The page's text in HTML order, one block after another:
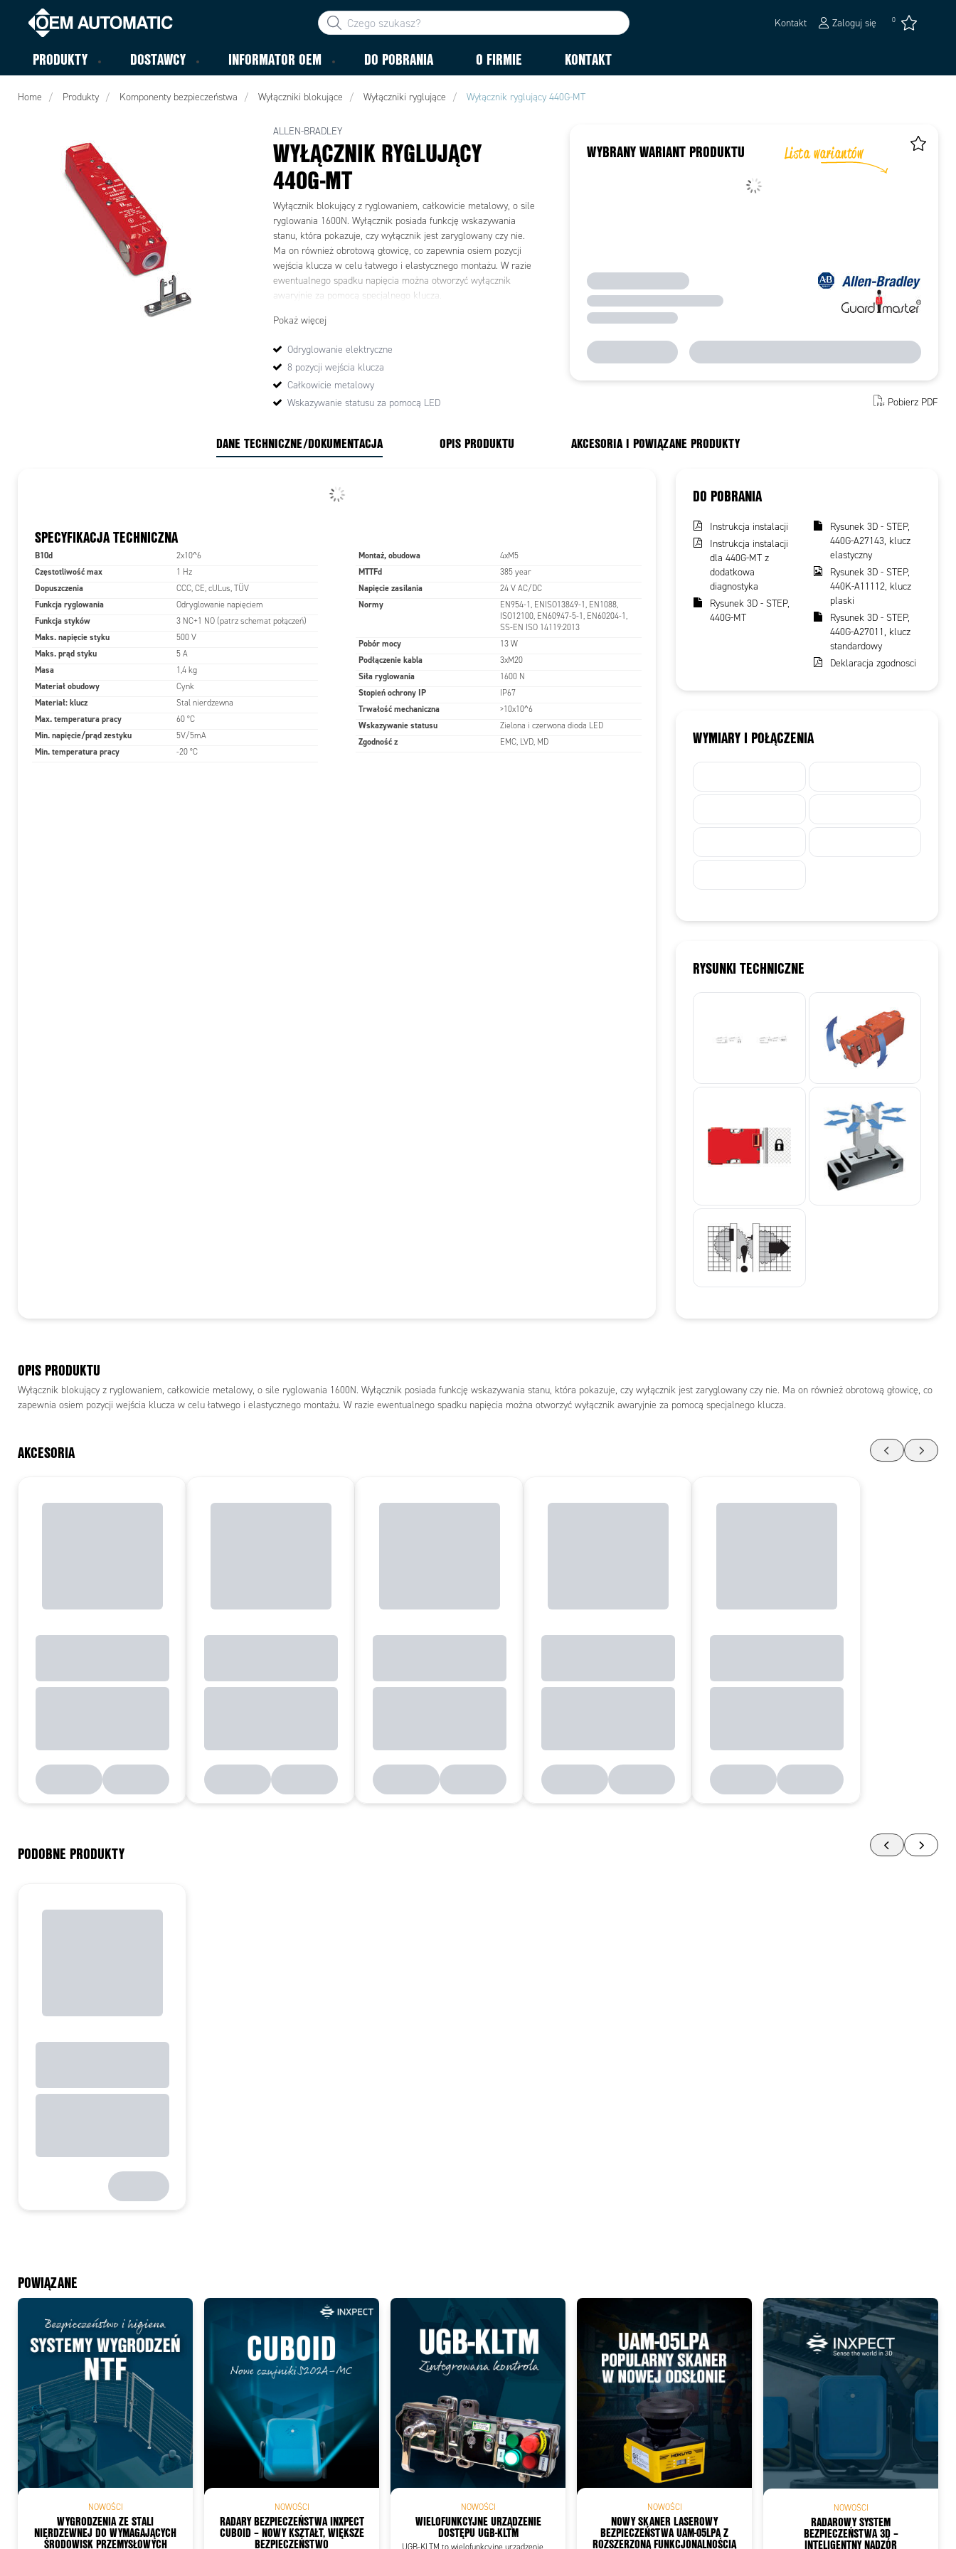
Kontakt Zaloguj się 0
PRODUKTY DOSTAWCY INFORMATOR OEM DO POBRANIA O FIRMIE KONTAKT
Home Produkty Komponenty bezpieczeństwa Wyłączniki blokujące Wyłączniki ryglujące Wyłącznik ryglujący 440G-MT
ALLEN-BRADLEY
WYŁĄCZNIK RYGLUJĄCY
440G-MT
Wyłącznik blokujący z ryglowaniem, całkowicie metalowy, o sile
ryglowania 1600N. Wyłącznik posiada funkcję wskazywania
stanu, która pokazuje, czy wyłącznik jest zaryglowany czy nie.
Ma on również obrotową głowicę, co zapewnia osiem pozycji
wejścia klucza w celu łatwego i elastycznego montażu. W razie
ewentualnego spadku napięcia można otworzyć wyłącznik
awaryjnie za pomocą specjalnego klucza.
Pokaż więcej
Odryglowanie elektryczne
8 pozycji wejścia klucza
Całkowicie metalowy
Wskazywanie statusu za pomocą LED
WYBRANY WARIANT PRODUKTU
Pobierz PDF
DANE TECHNICZNE/DOKUMENTACJA OPIS PRODUKTU AKCESORIA I POWIĄZANE PRODUKTY
SPECYFIKACJA TECHNICZNA
B10d 2x10^6
Częstotliwość max 1 Hz
Dopuszczenia CCC, CE, cULus, TÜV
Funkcja ryglowania Odryglowanie napięciem
Funkcja styków 3 NC+1 NO (patrz schemat połączeń)
Maks. napięcie styku 500 V
Maks. prąd styku 5 A
Masa 1,4 kg
Materiał obudowy Cynk
Materiał: klucz Stal nierdzewna
Max. temperatura pracy 60 °C
Min. napięcie/prąd zestyku 5V/5mA
Min. temperatura pracy -20 °C
Montaż, obudowa 4xM5
MTTFd 385 year
Napięcie zasilania 24 V AC/DC
Normy
EN954-1, ENISO13849-1, EN1088,
ISO12100, EN60947-5-1, EN60204-1,
SS-EN ISO 14119:2013
Pobór mocy 13 W
Podłączenie kabla 3xM20
Siła ryglowania 1600 N
Stopień ochrony IP IP67
Trwałość mechaniczna >10x10^6
Wskazywanie statusu Zielona i czerwona dioda LED
Zgodność z EMC, LVD, MD
DO POBRANIA
Instrukcja instalacji
Instrukcja instalacji
dla 440G-MT z
dodatkowa
diagnostyka
Rysunek 3D - STEP,
440G-MT
Rysunek 3D - STEP,
440G-A27143, klucz
elastyczny
Rysunek 3D - STEP,
440K-A11112, klucz
plaski
Rysunek 3D - STEP,
440G-A27011, klucz
standardowy
Deklaracja zgodnosci
WYMIARY I POŁĄCZENIA
RYSUNKI TECHNICZNE
OPIS PRODUKTU
Wyłącznik blokujący z ryglowaniem, całkowicie metalowy, o sile ryglowania 1600N. Wyłącznik posiada funkcję wskazywania stanu, która pokazuje, czy wyłącznik jest zaryglowany czy nie. Ma on również obrotową głowicę, co
zapewnia osiem pozycji wejścia klucza w celu łatwego i elastycznego montażu. W razie ewentualnego spadku napięcia można otworzyć wyłącznik awaryjnie za pomocą specjalnego klucza.
AKCESORIA
PODOBNE PRODUKTY
Add as new cart row
POWIĄZANE
NOWOŚCI
WYGRODZENIA ZE STALI
NIERDZEWNEJ DO WYMAGAJĄCYCH
ŚRODOWISK PRZEMYSŁOWYCH
NOWOŚCI
RADARY BEZPIECZEŃSTWA INXPECT
CUBOID – NOWY KSZTAŁT, WIĘKSZE
BEZPIECZEŃSTWO
NOWOŚCI
WIELOFUNKCYJNE URZĄDZENIE
DOSTĘPU UGB-KLTM
UGB-KLTM to wielofunkcyjne urządzenie,
NOWOŚCI
NOWY SKANER LASEROWY
BEZPIECZEŃSTWA UAM-05LPA Z
ROZSZERZONĄ FUNKCJONALNOŚCIĄ
NOWOŚCI
RADAROWY SYSTEM
BEZPIECZEŃSTWA 3D –
INTELIGENTNY NADZÓR